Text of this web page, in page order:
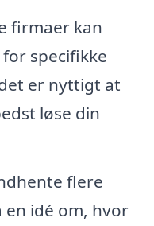
firmaer kan
specifikke
er nyttigt at
løse din
flere
idé om, hvor